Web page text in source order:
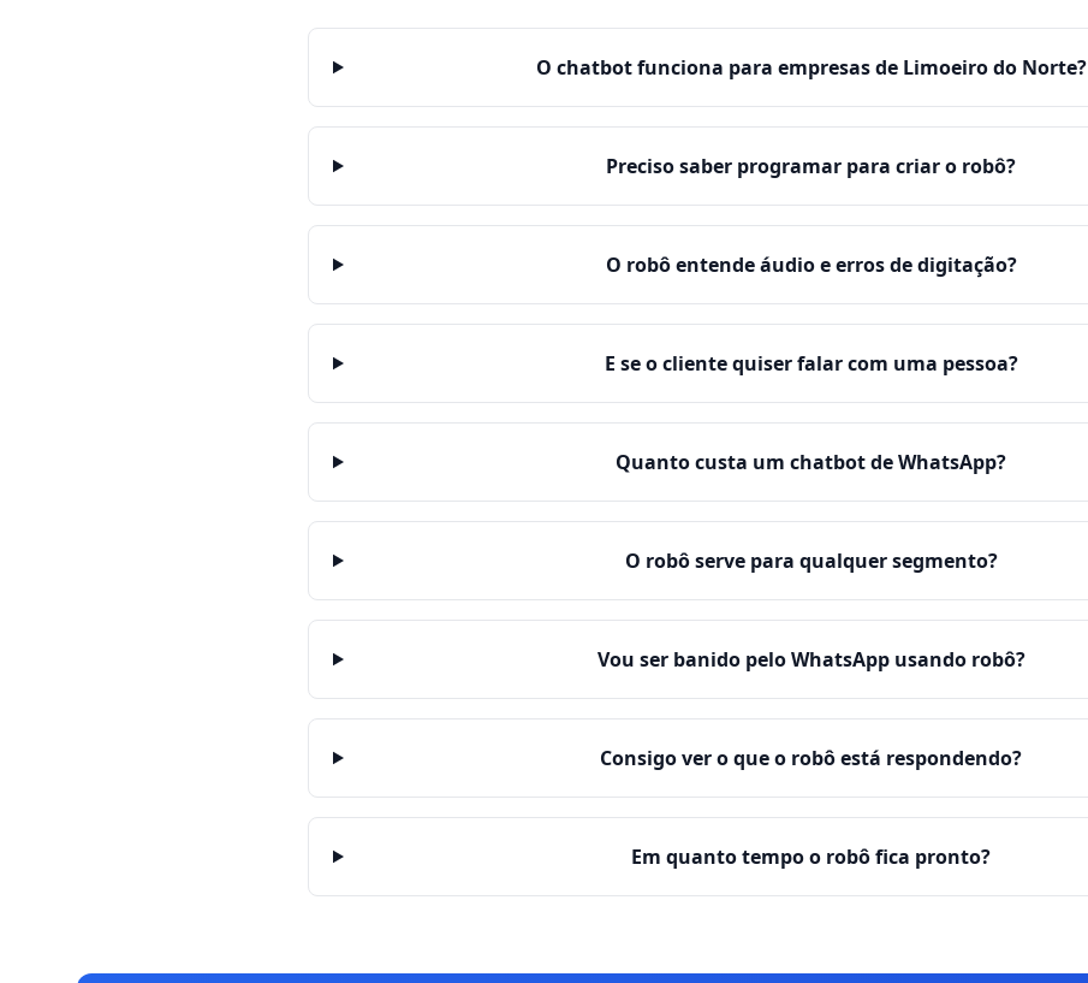
O chatbot funciona para empresas de Limoeiro do Norte?
Preciso saber programar para criar o robô?
O robô entende áudio e erros de digitação?
E se o cliente quiser falar com uma pessoa?
Quanto custa um chatbot de WhatsApp?
O robô serve para qualquer segmento?
Vou ser banido pelo WhatsApp usando robô?
Consigo ver o que o robô está respondendo?
Em quanto tempo o robô fica pronto?